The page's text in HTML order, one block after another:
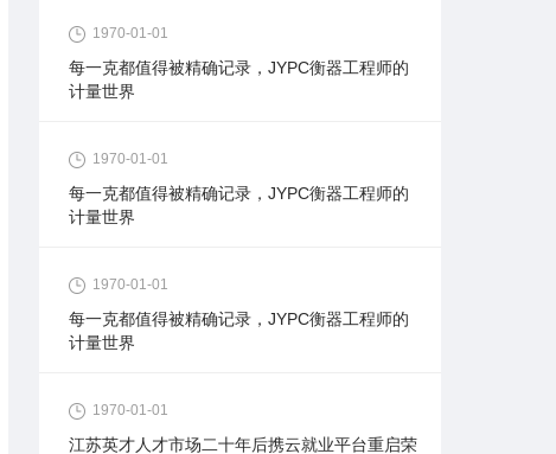
1970-01-01
每一克都值得被精确记录，JYPC衡器工程师的
计量世界
1970-01-01
每一克都值得被精确记录，JYPC衡器工程师的
计量世界
1970-01-01
每一克都值得被精确记录，JYPC衡器工程师的
计量世界
1970-01-01
江苏英才人才市场二十年后携云就业平台重启荣